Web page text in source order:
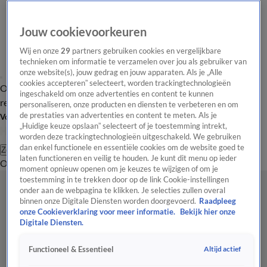
Overzicht Laatste nieuws Regionieuws Het beste van Hart
Tip de
redactie
Volg Hart van Nederland
Zoeken
OverzichtRegioUitzendingenWeerTip de redactiePanelVideo's
Jouw cookievoorkeuren
Wij en onze29 partners gebruiken cookies en vergelijkbare
technieken om informatie te verzamelen over jou als gebruiker van
onze website(s), jouw gedrag en jouw apparaten. Als je „Alle
cookies accepteren” selecteert, worden trackingtechnologieën
ingeschakeld om onze advertenties en content te kunnen
personaliseren, onze producten en diensten te verbeteren en om
de prestaties van advertenties en content te meten. Als je
„Huidige keuze opslaan” selecteert of je toestemming intrekt,
worden deze trackingtechnologieën uitgeschakeld. We gebruiken
dan enkel functionele en essentiële cookies om de website goed te
laten functioneren en veilig te houden. Je kunt dit menu op ieder
moment opnieuw openen om je keuzes te wijzigen of om je
toestemming in te trekken door op de link Cookie-instellingen
onder aan de webpagina te klikken. Je selecties zullen overal
binnen onze Digitale Diensten worden doorgevoerd. Raadpleeg
onze Cookieverklaring voor meer informatie.
Bekijk hier onze
Digitale Diensten.
Functioneel & Essentieel Altijd actief